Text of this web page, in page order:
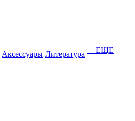
Аксессуары Литература + ЕЩЕ